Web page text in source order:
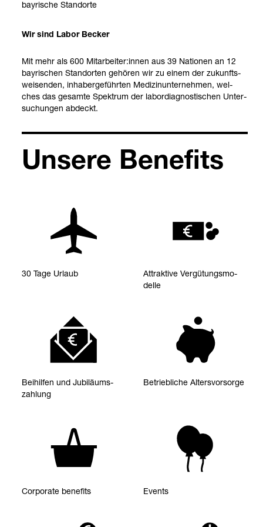
bay­ri­sche Stand­orte
Wir sind Labor Becker
Mit mehr als 600 Mit­ar­bei­ter:innen aus 39 Natio­nen an 12
bay­ri­schen Stand­or­ten gehö­ren wir zu einem der zukunfts­
wei­sen­den, inha­ber­ge­führ­ten Medi­zin­un­ter­neh­men, wel­
ches das gesamte Spek­trum der labor­dia­gnos­ti­schen Unter­
su­chun­gen abdeckt.
Unsere Bene­fits
30 Tage Urlaub
Attrak­tive Ver­gü­tungs­mo­
delle
Bei­hil­fen und Jubi­lä­ums­
zah­lung
Betrieb­li­che Alters­vor­sorge
Cor­po­rate bene­fits Events